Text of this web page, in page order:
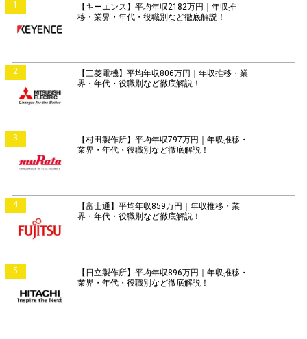
1
【キーエンス】平均年収2182万円｜年収推
移・業界・年代・役職別など徹底解説！
2
【三菱電機】平均年収806万円｜年収推移・業
界・年代・役職別など徹底解説！
3
【村田製作所】平均年収797万円｜年収推移・
業界・年代・役職別など徹底解説！
4
【富士通】平均年収859万円｜年収推移・業
界・年代・役職別など徹底解説！
5
【日立製作所】平均年収896万円｜年収推移・
業界・年代・役職別など徹底解説！